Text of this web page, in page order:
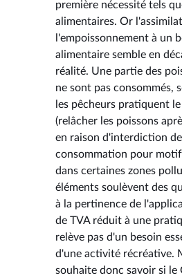
première nécessité tels
alimentaires. Or
l'empoissonnement à un
alimentaire semble en
réalité. Une partie des
ne sont pas consommés,
les pêcheurs pratiquent le
(relâcher les poissons
en raison d'interdiction de
consommation pour
dans certaines zones
éléments soulèvent des
à la pertinence de
de TVA réduit à une
relève pas d'un besoin
d'une activité récréative.
souhaite donc savoir si le